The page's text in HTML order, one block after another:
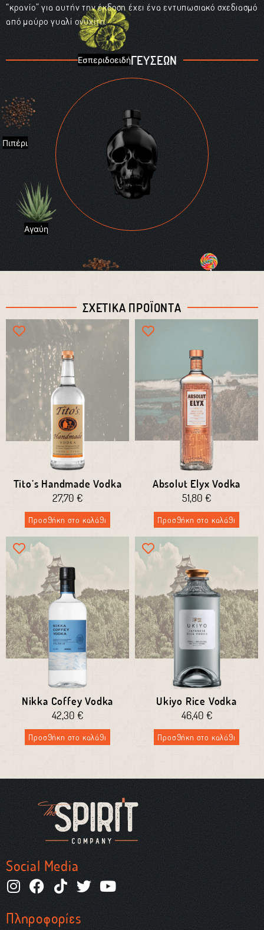
“κρανίο” για αυτήν την έκδοση έχει ένα εντυπωσιακό σχεδιασμό
από μαύρο γυαλί ονυχίτη.
ΠΑΛΕΤΑ ΓΕΥΣΕΩΝ
Αγαύη
Πιπέρι
Εσπεριδοειδή
ΣΧΕΤΙΚΑ ΠΡΟΪΟΝΤΑ
Tito’s Handmade Vodka
27,70 €
Προσθήκη στο καλάθι
Absolut Elyx Vodka
51,80 €
Προσθήκη στο καλάθι
Nikka Coffey Vodka
42,30 €
Προσθήκη στο καλάθι
Ukiyo Rice Vodka
46,40 €
Προσθήκη στο καλάθι
Social Media
Πληροφορίες